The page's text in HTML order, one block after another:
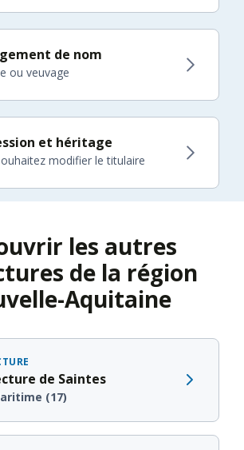
de nom
ou veuvage
et héritage
modifier le titulaire
les autres
de la région
Aquitaine
de Saintes
(17)